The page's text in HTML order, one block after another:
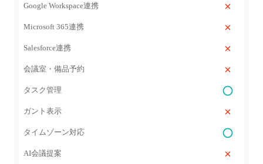
Google Workspace連携
Microsoft 365連携
Salesforce連携
会議室・備品予約
タスク管理
ガント表示
タイムゾーン対応
AI会議提案